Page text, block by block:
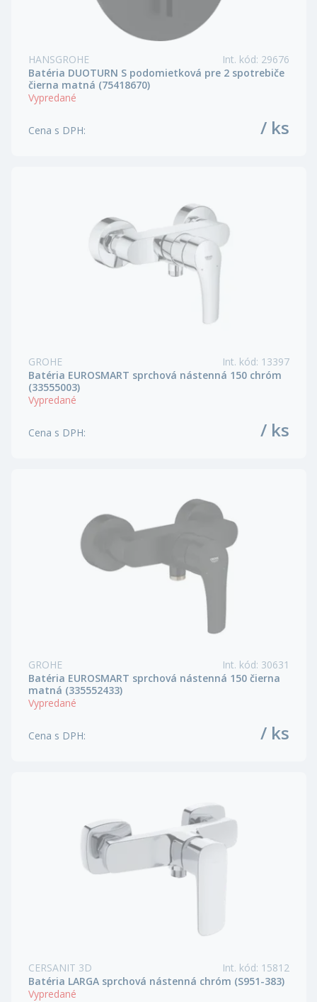
HANSGROHE Int. kód: 29676
Batéria DUOTURN S podomietková pre 2 spotrebiče
čierna matná (75418670)
Vypredané
Cena s DPH: / ks
GROHE Int. kód: 13397
Batéria EUROSMART sprchová nástenná 150 chróm
(33555003)
Vypredané
Cena s DPH: / ks
GROHE Int. kód: 30631
Batéria EUROSMART sprchová nástenná 150 čierna
matná (335552433)
Vypredané
Cena s DPH: / ks
CERSANIT 3D Int. kód: 15812
Batéria LARGA sprchová nástenná chróm (S951-383)
Vypredané